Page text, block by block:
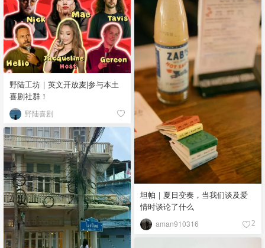
野陆工坊｜英文开放麦|参与本土
喜剧社群！
野陆喜剧
坦帕｜夏日变奏，当我们谈及爱
情时谈论了什么
aman910316 2